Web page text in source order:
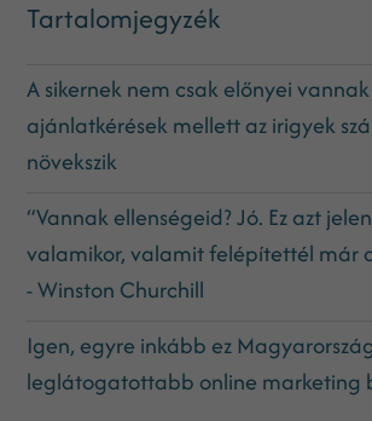
Tartalomjegyzék
A sikernek nem csak előnyei
ajánlatkérések mellett az irigyek
növekszik
“Vannak ellenségeid? Jó. Ez azt
valamikor, valamit felépítettél már
- Winston Churchill
Igen, egyre inkább ez Magyarország
leglátogatottabb online marketing